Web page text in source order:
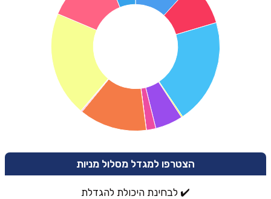
הצטרפו למגדל מסלול מניות
✔️ לבחינת היכולת להגדלת